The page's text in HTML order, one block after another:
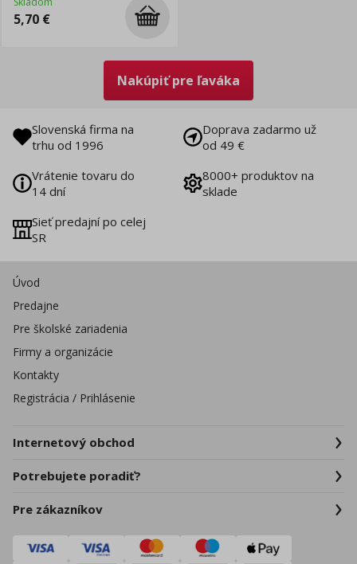
5,70 €
Nakúpiť pre ľaváka
Slovenská firma na
trhu od 1996
Doprava zadarmo už
od 49 €
Vrátenie tovaru do
14 dní
8000+ produktov na
sklade
Sieť predajní po celej
SR
Úvod
Predajne
Pre školské zariadenia
Firmy a organizácie
Kontakty
Registrácia / Prihlásenie
Internetový obchod
Potrebujete poradiť?
Pre zákazníkov